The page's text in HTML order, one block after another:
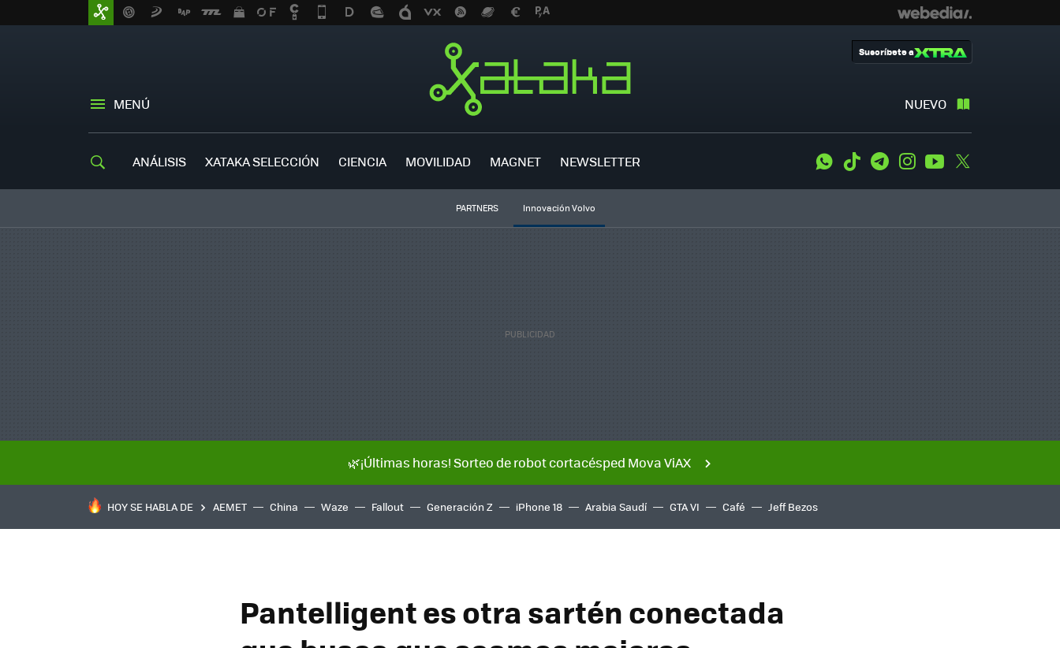
MENÚ NUEVO
Suscríbete a
ANÁLISIS XATAKA SELECCIÓN CIENCIA MOVILIDAD MAGNET NEWSLETTER WhatsApp
Tiktok TelegramInstagramYoutube
PARTNERS Innovación Volvo
🌿¡Últimas horas! Sorteo de robot cortacésped Mova ViAX
HOY SE HABLA DE AEMET China Waze Fallout Generación Z iPhone 18 Arabia Saudí GTA VI Café Jeff Bezos
Pantelligent es otra sartén conectada